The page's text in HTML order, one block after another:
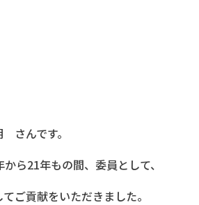
んです。
ら21年もの間、委員として、
ご貢献をいただきました。